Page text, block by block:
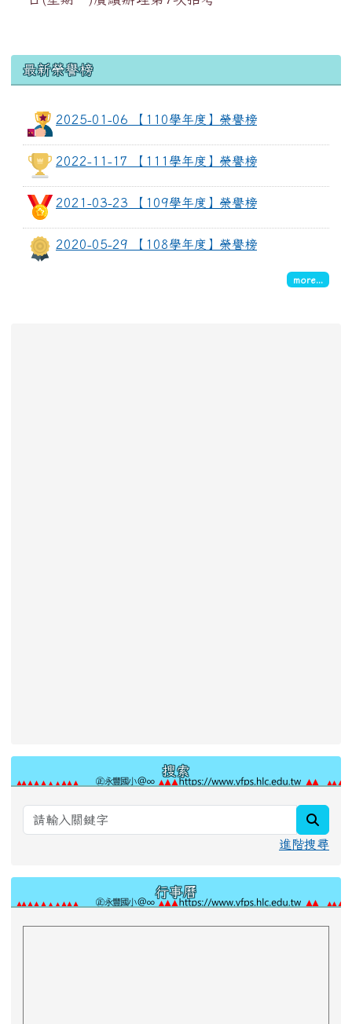
最新榮譽榜
2025-01-06 【110學年度】榮譽榜
2022-11-17 【111學年度】榮譽榜
2021-03-23 【109學年度】榮譽榜
2020-05-29 【108學年度】榮譽榜
more...
搜索
進階搜尋
行事曆